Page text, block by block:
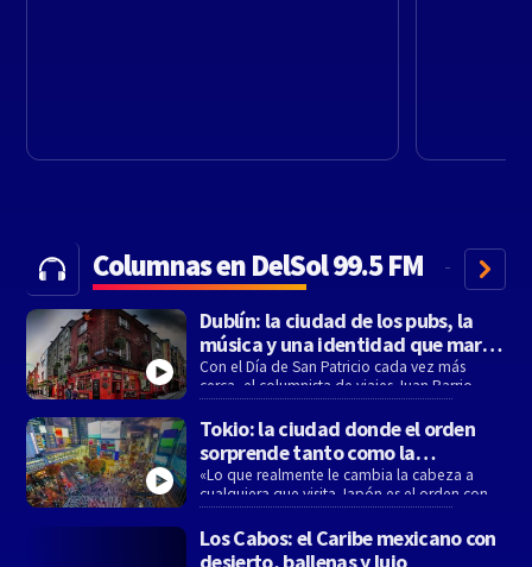
Columnas en DelSol 99.5 FM
Dublín: la ciudad de los pubs, la
música y una identidad que marcó
su historia
Con el Día de San Patricio cada vez más
cerca, el columnista de viajes Juan Barrio
eligió un destino que combina historia,
tradición y una personalidad única: Dublín, la
capital de Irlanda.
Tokio: la ciudad donde el orden
sorprende tanto como la
tecnología
«Lo que realmente le cambia la cabeza a
cualquiera que visita Japón es el orden con el
que viven. Es algo increíble», resumió Juan
Barrio al presentar uno de los destinos más
fascinantes del mundo.
Los Cabos: el Caribe mexicano con
desierto, ballenas y lujo